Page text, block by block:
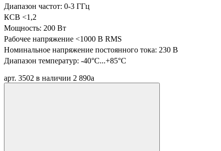
Диапазон частот: 0-3 ГГц
КСВ <1,2
Мощность: 200 Вт
Рабочее напряжение <1000 В RMS
Номинальное напряжение постоянного тока: 230 В
Диапазон температур: -40°C...+85°C
арт. 3502 в наличии 2 890a